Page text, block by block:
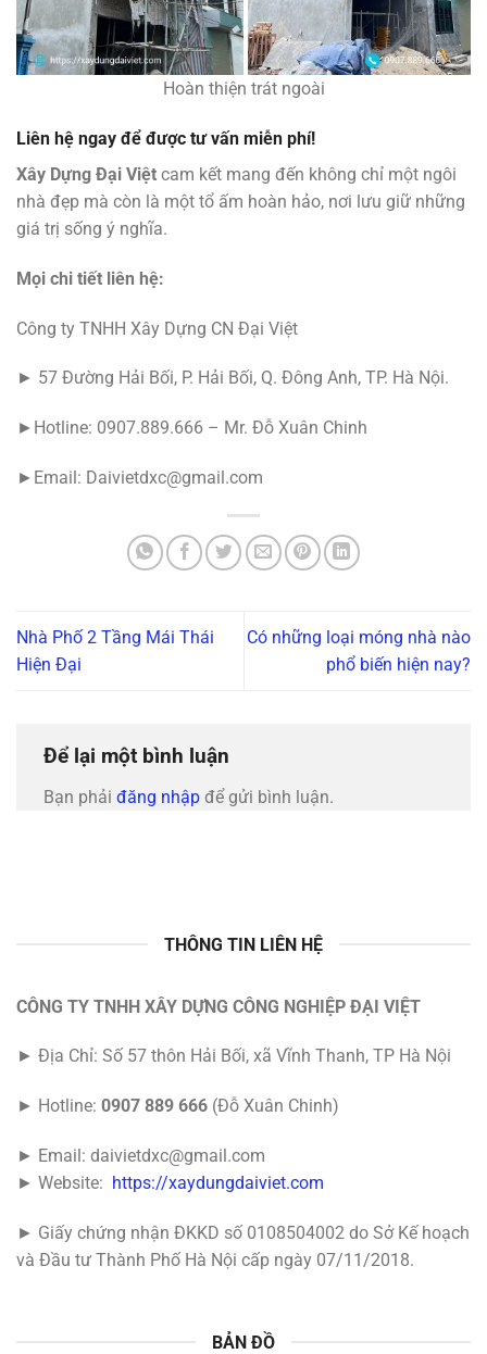
Hoàn thiện trát ngoài
Liên hệ ngay để được tư vấn miễn phí!
Xây Dựng Đại Việt cam kết mang đến không chỉ một ngôi
nhà đẹp mà còn là một tổ ấm hoàn hảo, nơi lưu giữ những
giá trị sống ý nghĩa.
Mọi chi tiết liên hệ:
Công ty TNHH Xây Dựng CN Đại Việt
► 57 Đường Hải Bối, P. Hải Bối, Q. Đông Anh, TP. Hà Nội.
►Hotline: 0907.889.666 – Mr. Đỗ Xuân Chinh
►Email: Daivietdxc@gmail.com
Nhà Phố 2 Tầng Mái Thái
Hiện Đại
Có những loại móng nhà nào
phổ biến hiện nay?
Để lại một bình luận
Bạn phải đăng nhập để gửi bình luận.
THÔNG TIN LIÊN HỆ
CÔNG TY TNHH XÂY DỰNG CÔNG NGHIỆP ĐẠI VIỆT
► Địa Chỉ: Số 57 thôn Hải Bối, xã Vĩnh Thanh, TP Hà Nội
► Hotline: 0907 889 666 (Đỗ Xuân Chinh)
► Email: daivietdxc@gmail.com
► Website: https://xaydungdaiviet.com
► Giấy chứng nhận ĐKKD số 0108504002 do Sở Kế hoạch
và Đầu tư Thành Phố Hà Nội cấp ngày 07/11/2018.
BẢN ĐỒ